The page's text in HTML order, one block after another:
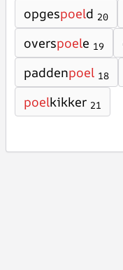
opgespoeld 20
overspoele 19
paddenpoel 18
poelkikker 21